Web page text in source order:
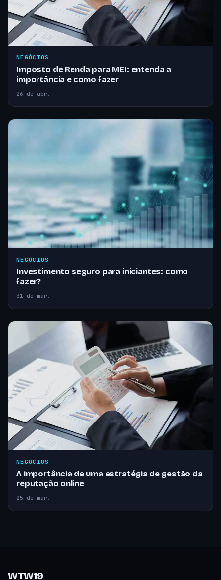
NEGÓCIOS
Imposto de Renda para MEI: entenda a
importância e como fazer
26 de abr.
NEGÓCIOS
Investimento seguro para iniciantes: como
fazer?
31 de mar.
NEGÓCIOS
A importância de uma estratégia de gestão da
reputação online
25 de mar.
WTW19